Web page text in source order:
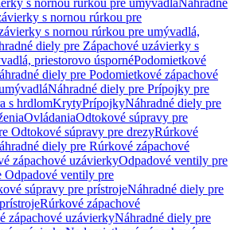
s nornou rúrkou pre umývadláNáhradné
s nornou rúrkou pre
s nornou rúrkou pre umývadlá,
diely pre Zápachové uzávierky s
priestorovo úspornéPodomietkové
diely pre Podomietkové zápachové
Náhradné diely pre Prípojky pre
s hrdlomKrytyPrípojkyNáhradné diely pre
OvládaniaOdtokové súpravy pre
Odtokové súpravy pre drezyRúrkové
diely pre Rúrkové zápachové
zápachové uzávierkyOdpadové ventily pre
Odpadové ventily pre
súpravy pre prístrojeNáhradné diely pre
Rúrkové zápachové
zápachové uzávierkyNáhradné diely pre